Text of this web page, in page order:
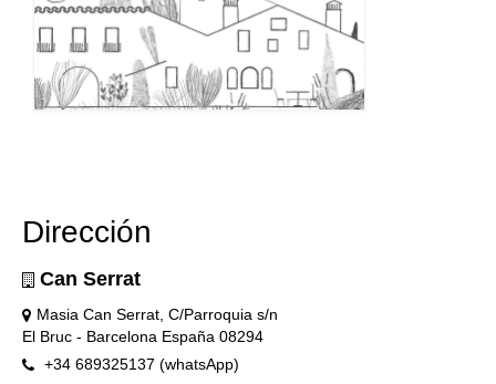
Dirección
Can Serrat
Masia Can Serrat, C/Parroquia s/n
El Bruc - Barcelona España 08294
+34 689325137 (whatsApp)